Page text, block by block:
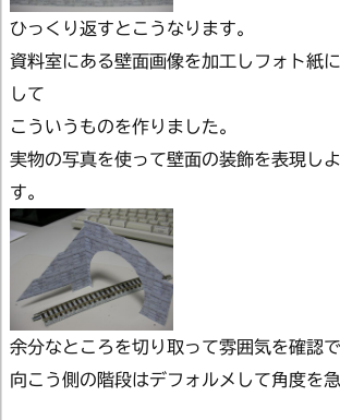
ひっくり返すとこうなります。
資料室にある壁面画像を加工しフォト紙
して
こういうものを作りました。
実物の写真を使って壁面の装飾を表現し
す。
余分なところを切り取って雰囲気を確認で
向こう側の階段はデフォルメして角度を